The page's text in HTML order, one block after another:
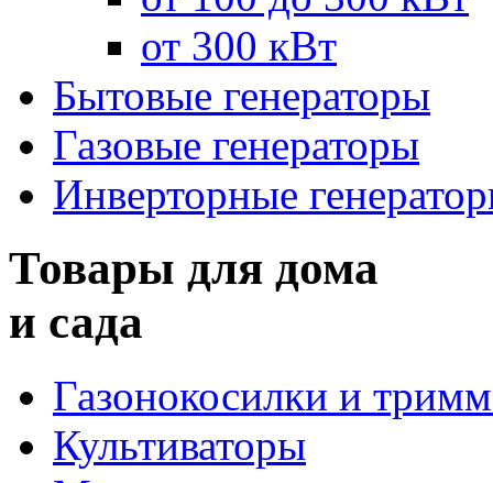
от 300 кВт
Бытовые генераторы
Газовые генераторы
Инверторные
Товары для дома
и сада
Газонокосилки и
Культиваторы